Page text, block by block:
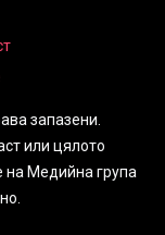
запазени.
или цялото
на Медийна група